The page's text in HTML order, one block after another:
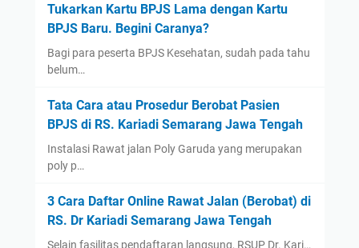
August
July
June(1)
April(1)
March(1)
2021(12)
December
(2)
November(1)
September(1)
Tukarkan Kartu BPJS Lama dengan Kartu
BPJS Baru. Begini Caranya?
Bagi para peserta BPJS Kesehatan, sudah pada tahu
belum…
Tata Cara atau Prosedur Berobat Pasien
BPJS di RS. Kariadi Semarang Jawa Tengah
Instalasi Rawat jalan Poly Garuda yang merupakan
poly p…
3 Cara Daftar Online Rawat Jalan (Berobat) di
RS. Dr Kariadi Semarang Jawa Tengah
Selain fasilitas pendaftaran langsung, RSUP Dr. Kari…